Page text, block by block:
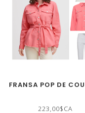
FRANSA POP DE
223,00$CA